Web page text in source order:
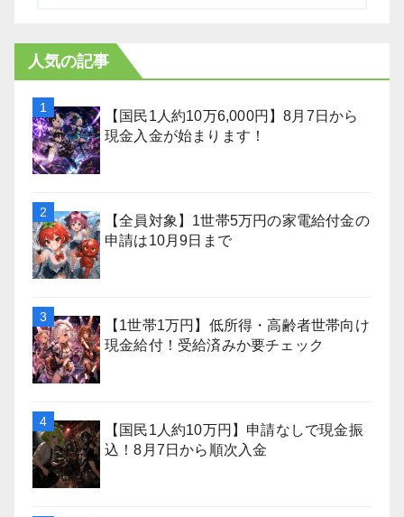
人気の記事
【国民1人約10万6,000円】8月7日から
現金入金が始まります！
【全員対象】1世帯5万円の家電給付金の
申請は10月9日まで
【1世帯1万円】低所得・高齢者世帯向け
現金給付！受給済みか要チェック
【国民1人約10万円】申請なしで現金振
込！8月7日から順次入金